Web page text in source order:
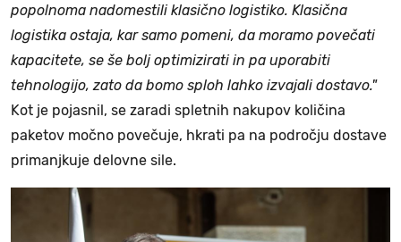
popolnoma nadomestili klasično logistiko. Klasična
logistika ostaja, kar samo pomeni, da moramo povečati
kapacitete, se še bolj optimizirati in pa uporabiti
tehnologijo, zato da bomo sploh lahko izvajali dostavo."
Kot je pojasnil, se zaradi spletnih nakupov količina
paketov močno povečuje, hkrati pa na področju dostave
primanjkuje delovne sile.